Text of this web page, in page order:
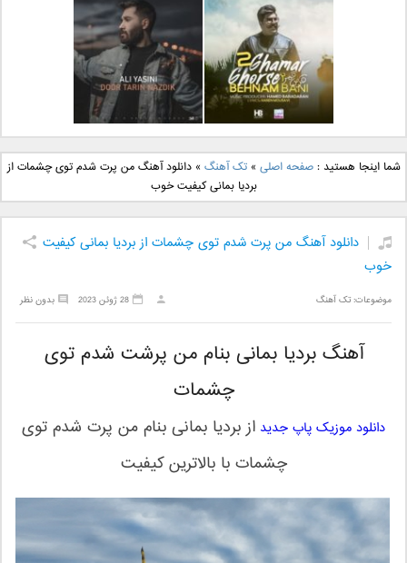
دانلود آهنگ جدید مهدی
یراحی بنام اسرار
دانلود آهنگ جدید فرزاد
فرزین بنام آتیش
دانلود آهنگ جدید بهنام
بانی بنام قرص قمر 2
دانلود آهنگ جدید علی
یاسینی بنام دورترین نزدیک
شما اینجا هستید :صفحه اصلی »تک آهنگ »دانلود آهنگ من پرت شدم توی چشمات از
بردیا بمانی کیفیت خوب
دانلود آهنگ من پرت شدم توی چشمات از بردیا بمانی کیفیت
خوب
موضوعات:تک آهنگ بدون نظر 28 ژوئن 2023
آهنگ بردیا بمانی بنام من پرشت شدم توی
چشمات
دانلود موزیک پاپ جدید ازبردیا بمانی بنام من پرت شدم توی
چشماتبا بالاترین کیفیت